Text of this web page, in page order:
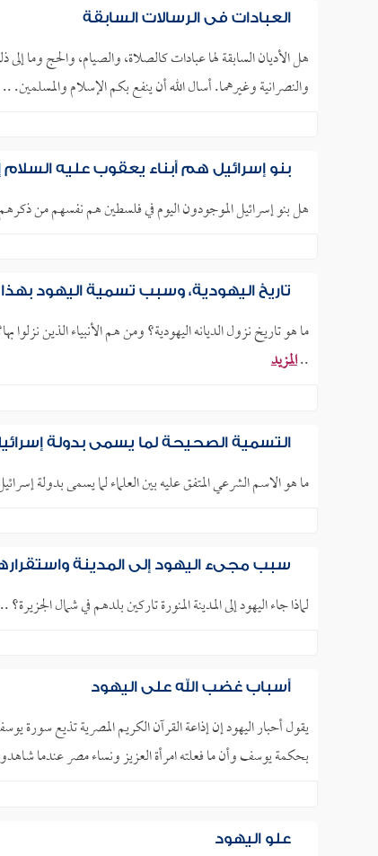
العبادات في الرسالات السابقة
هل الأديان السابقة لها عبادات كالصلاة، والصيام، والحج وما
والنصرانية وغيرهما. أسال الله أن ينفع بكم الإسلام
بنو إسرائيل هم أبناء يعقوب عليه السلام
هل بنو إسرائيل الموجودون اليوم في فلسطين هم نفسهم من
تاريخ اليهودية، وسبب تسمية اليهود
ما هو تاريخ نزول الديانه اليهودية؟ ومن هم الأنبياء الذين
..المزيد
التسمية الصحيحة لما يسمى بدولة
ما هو الاسم الشرعي المتفق عليه بين العلماء لما يسمى بدولة
سبب مجيء اليهود إلى المدينة
لماذا جاء اليهود إلى المدينة المنورة تاركين بلدهم في شمال
أسباب غضب الله على اليهود
يقول أحبار اليهود إن إذاعة القرآن الكريم المصرية تذيع سورة
بحكمة يوسف وأن ما فعلته امرأة العزيز ونساء مصر عندما
علو اليهود